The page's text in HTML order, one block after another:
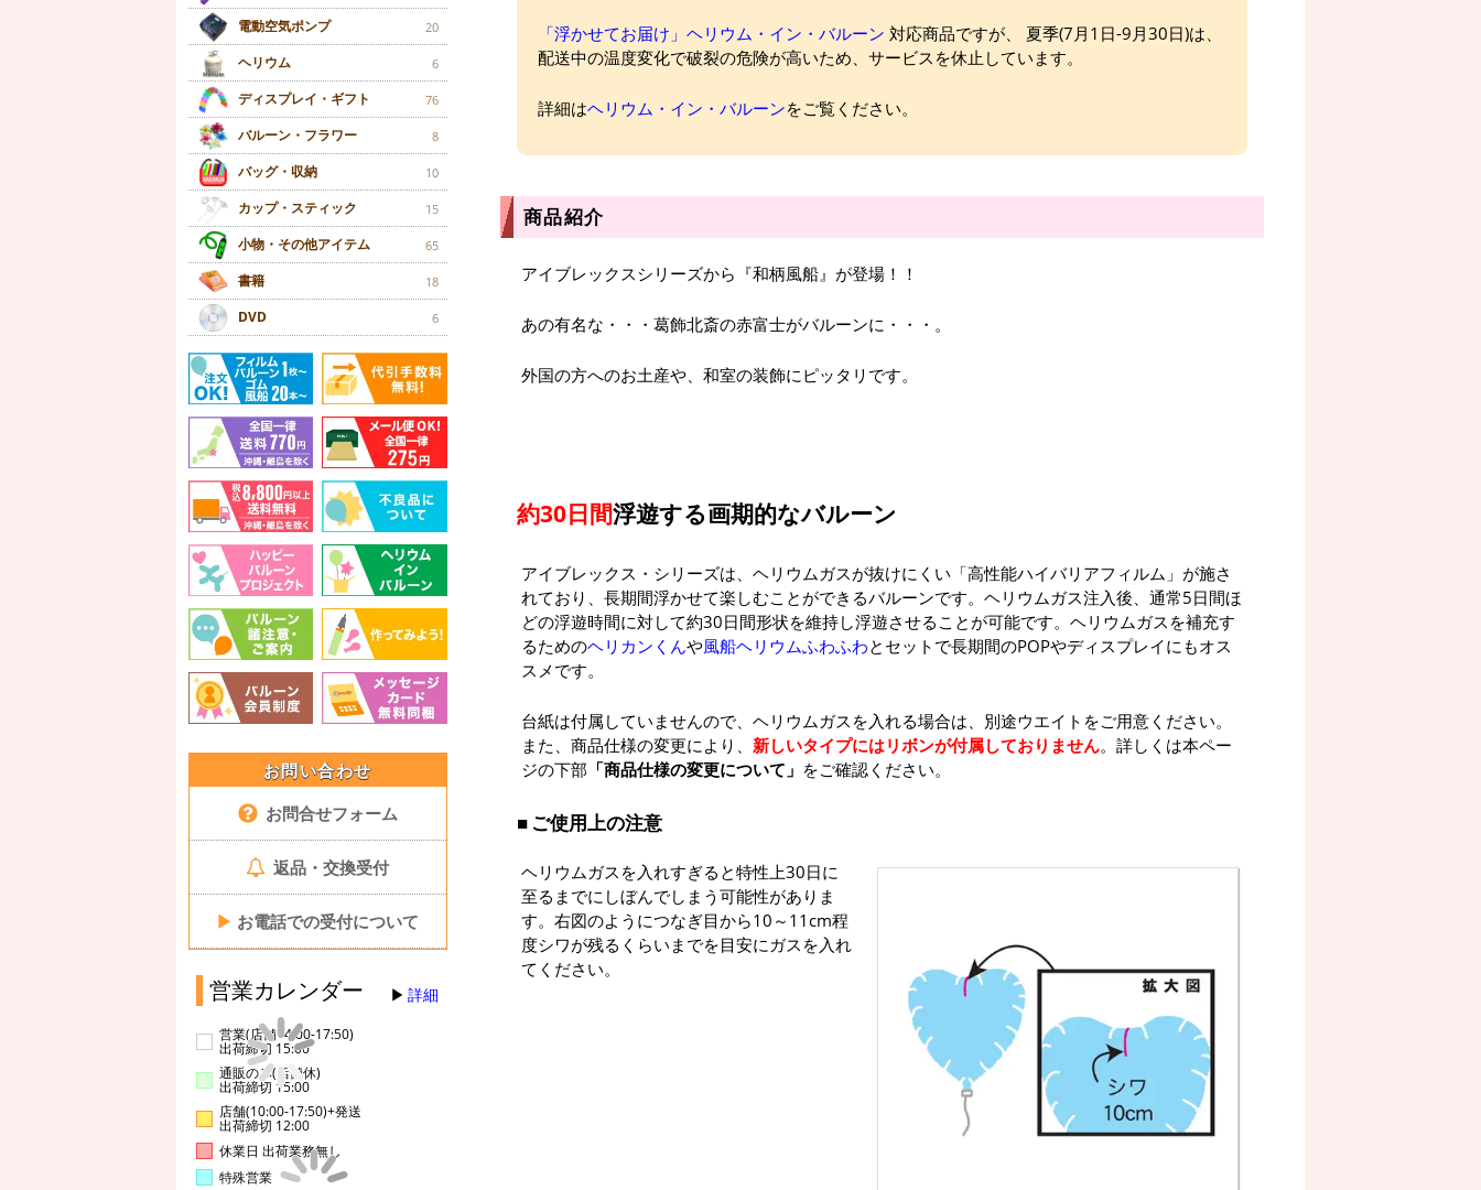
電動空気ポンプ 20
ヘリウム 6
ディスプレイ・ギフト 76
バルーン・フラワー 8
バッグ・収納 10
カップ・スティック 15
小物・その他アイテム 65
書籍 18
DVD 6
お問い合わせ
お問合せフォーム
返品・交換受付
▶ お電話での受付について
営業カレンダー 詳細
営業(店舗14:00-17:50)
出荷締切 15:00
通販のみ(店舗休)
出荷締切 15:00
店舗(10:00-17:50)+発送
出荷締切 12:00
休業日 出荷業務無し
特殊営業
「浮かせてお届け」ヘリウム・イン・バルーン 対応商品ですが、 夏季(7月1日-9月30日)は、
配送中の温度変化で破裂の危険が高いため、サービスを休止しています。
詳細はヘリウム・イン・バルーンをご覧ください。
商品紹介
アイブレックスシリーズから『和柄風船』が登場！！
あの有名な・・・葛飾北斎の赤富士がバルーンに・・・。
外国の方へのお土産や、和室の装飾にピッタリです。
約30日間浮遊する画期的なバルーン
アイブレックス・シリーズは、ヘリウムガスが抜けにくい「高性能ハイバリアフィルム」が施さ
れており、長期間浮かせて楽しむことができるバルーンです。ヘリウムガス注入後、通常5日間ほ
どの浮遊時間に対して約30日間形状を維持し浮遊させることが可能です。ヘリウムガスを補充す
るためのヘリカンくんや風船ヘリウムふわふわとセットで長期間のPOPやディスプレイにもオス
スメです。
台紙は付属していませんので、ヘリウムガスを入れる場合は、別途ウエイトをご用意ください。
また、商品仕様の変更により、 新しいタイプにはリボンが付属しておりません。詳しくは本ペー
ジの下部 「商品仕様の変更について」 をご確認ください。
ご使用上の注意
ヘリウムガスを入れすぎると特性上30日に
至るまでにしぼんでしまう可能性がありま
す。右図のようにつなぎ目から10～11cm程
度シワが残るくらいまでを目安にガスを入れ
てください。